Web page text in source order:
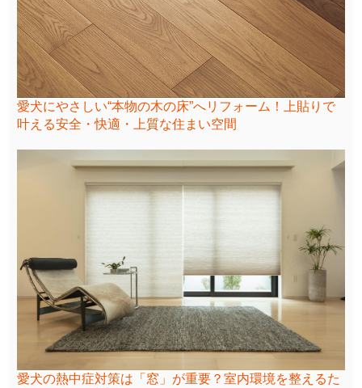
愛犬にやさしい“本物の木の床”へリフォーム！上貼りで
叶える安全・快適・上質な住まい空間
愛犬の熱中症対策は「窓」が重要？室内環境を整えるた